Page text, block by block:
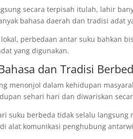
secara terpisah itulah, lahir
bahasa daerah dan tradisi adat
perbedaan antar suku bahkan
yang digunakan.
dan Tradisi
menonjol dalam kehidupan
sehari hari dan diwariskan
suku berbeda tidak selalu langsung
alat komunikasi penghubung